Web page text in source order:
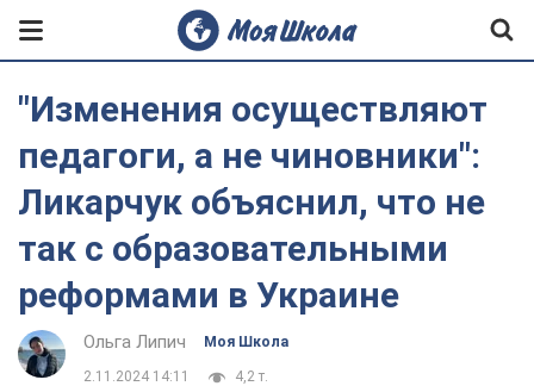
"Изменения осуществляют
педагоги, а не чиновники":
Ликарчук объяснил, что не
так с образовательными
реформами в Украине
Ольга Липич Моя Школа
2.11.2024 14:11 4,2 т.